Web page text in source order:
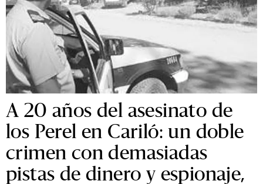
A 20 años del asesinato de
los Perel en Cariló: un doble
crimen con demasiadas
pistas de dinero y espionaje,